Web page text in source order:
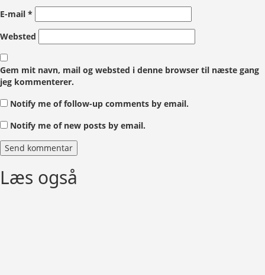
E-mail *
Websted
Gem mit navn, mail og websted i denne browser til næste gang
jeg kommenterer.
Notify me of follow-up comments by email.
Notify me of new posts by email.
Læs også